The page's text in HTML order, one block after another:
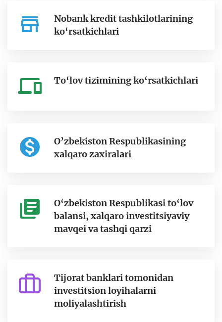
Nobank kredit tashkilotlarining
ko‘rsatkichlari
To‘lov tizimining ko‘rsatkichlari
O’zbekiston Respublikasining
xalqaro zaxiralari
O‘zbekiston Respublikasi to‘lov
balansi, xalqaro investitsiyaviy
mavqei va tashqi qarzi
Tijorat banklari tomonidan
investitsion loyihalarni
moliyalashtirish